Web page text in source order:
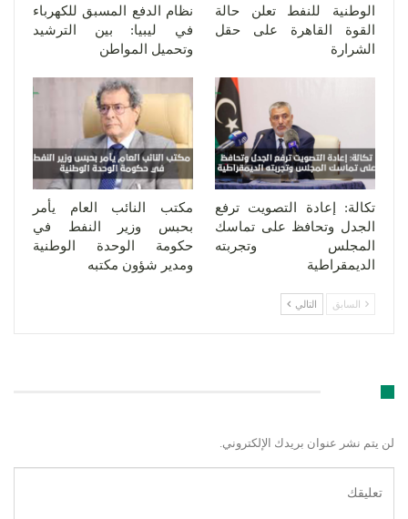
الوطنية للنفط تعلن حالة
القوة القاهرة على حقل
الشرارة
نظام الدفع المسبق للكهرباء
في ليبيا: بين الترشيد
وتحميل المواطن
تكالة: إعادة التصويت ترفع
الجدل وتحافظ على تماسك
المجلس وتجربته
الديمقراطية
مكتب النائب العام يأمر
بحبس وزير النفط في
حكومة الوحدة الوطنية
ومدير شؤون مكتبه
السابق التالي
لن يتم نشر عنوان بريدك الإلكتروني.